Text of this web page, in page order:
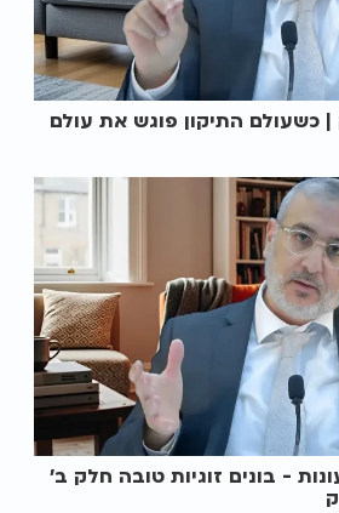
| כשעולם התיקון פוגש את עולם
- בונים זוגיות טובה חלק ב'